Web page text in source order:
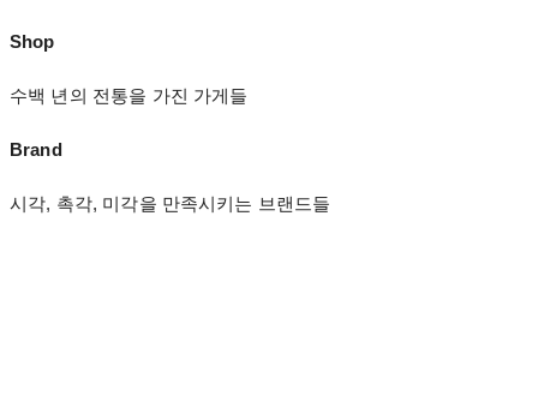
Shop
수백 년의 전통을 가진 가게들
Brand
시각, 촉각, 미각을 만족시키는 브랜드들